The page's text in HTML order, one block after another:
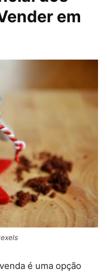
em
é uma opção